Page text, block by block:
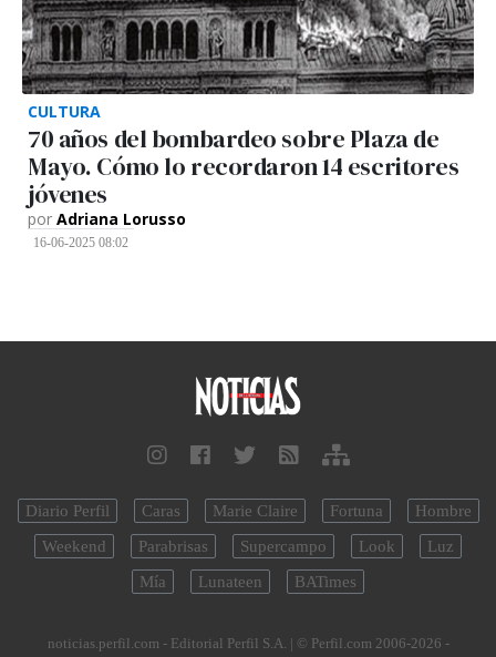
CULTURA
70 años del bombardeo sobre Plaza de
Mayo. Cómo lo recordaron 14 escritores
jóvenes
por Adriana Lorusso
16-06-2025 08:02
Diario Perfil Caras Marie Claire Fortuna
Hombre
Weekend
Parabrisas Supercampo Look
Luz
Mía
Lunateen BATimes
noticias.perfil.com - Editorial Perfil S.A. | © Perfil.com 2006-2026 -